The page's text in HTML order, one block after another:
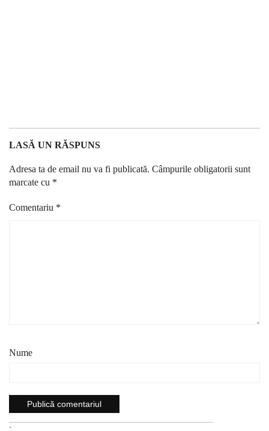
LASĂ UN RĂSPUNS
Adresa ta de email nu va fi publicată. Câmpurile obligatorii sunt
marcate cu *
Comentariu *
Nume